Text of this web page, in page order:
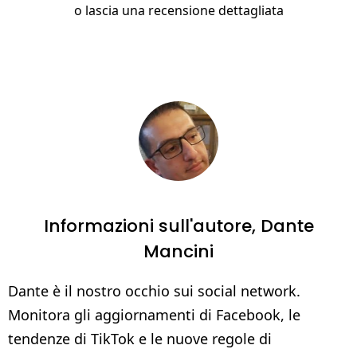
o lascia una recensione dettagliata
Informazioni sull'autore, Dante
Mancini
Dante è il nostro occhio sui social network.
Monitora gli aggiornamenti di Facebook, le
tendenze di TikTok e le nuove regole di